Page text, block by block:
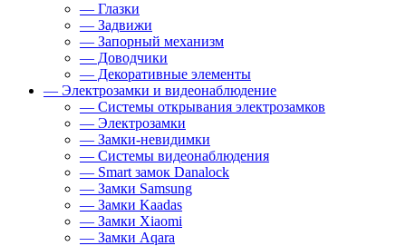
— Глазки
— Задвижи
— Запорный механизм
— Доводчики
— Декоративные элементы
— Электрозамки и видеонаблюдение
— Системы открывания электрозамков
— Электрозамки
— Замки-невидимки
— Системы видеонаблюдения
— Smart замок Danalock
— Замки Samsung
— Замки Kaadas
— Замки Xiaomi
— Замки Aqara